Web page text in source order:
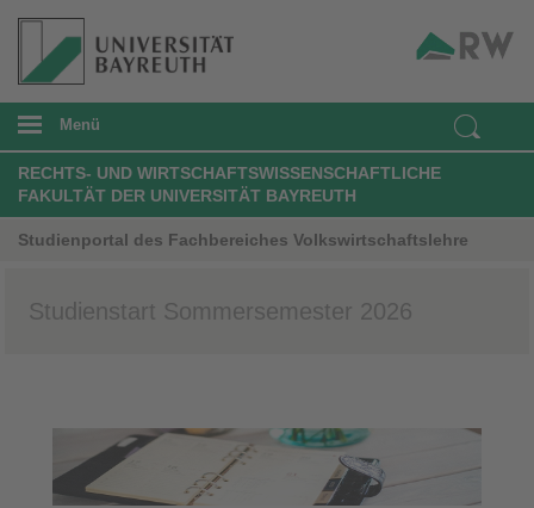
Menü
RECHTS- UND WIRTSCHAFTSWISSENSCHAFTLICHE
FAKULTÄT DER UNIVERSITÄT BAYREUTH
Studienportal des Fachbereiches Volkswirtschaftslehre
Studienstart Sommersemester 2026